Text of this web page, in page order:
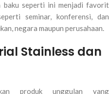
baku seperti ini menjadi favorit
seminar, konferensi, dan
negara maupun perusahaan.
Stainless dan
produk unggulan yang